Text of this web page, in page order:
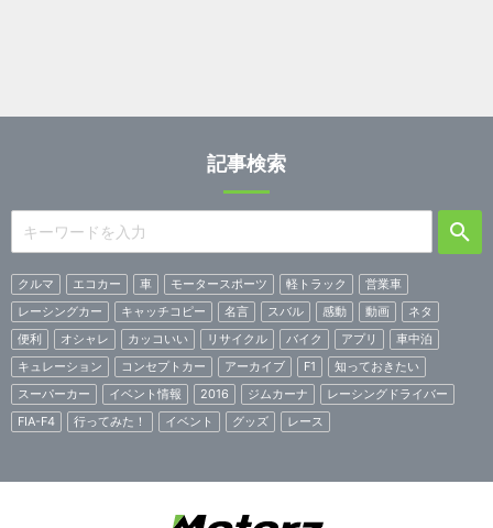
記事検索
クルマ エコカー 車 モータースポーツ 軽トラック
営業車
レーシングカー
キャッチコピー 名言 スバル 感動 動画
ネタ
便利
オシャレ カッコいい リサイクル バイク アプリ
車中泊
キュレーション
コンセプトカー アーカイブ F1
知っておきたい
スーパーカー
イベント情報 2016 ジムカーナ
レーシングドライバー
FIA-F4
行ってみた！ イベント グッズ レース